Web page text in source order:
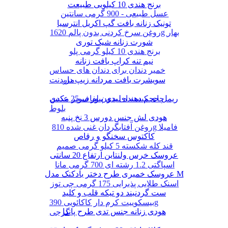
عسل طبیعی - 900 گرمی سانتین
روغن سرخ کردنی بدون پالم 1620g بهار
برنج هندی 10 کیلو گرمی پلو
خمیر دندان برای دندان های حساس
مریدنت
چای کیسه ای بدون لفاف 25 عددی
بلوط
روغن آفتابگردان غنی شده 810g فامیلا
قند کله شکسته 5 کیلو گرمی صمیم
اسپاگتی 1.2 رشته ای 700 گرمی مانا
اسنک طلایی پذیرایی 175 گرمی چی توز
بیسکوییت کرم دار کاکائویی 390g
گرجی
برنج هندی 10 کیلویی طبیعت
تونیک زنانه بافت گپ اکریل انترسیا
شورت زنانه شیک توری
نیم تنه کراپ بافت زنانه
سویشرت بافت مردانه زیپ دار
ریمل حجم دهنده لیدی پیور سوپر مکس
هودی لش جنس دورس 3 نخ پنبه
کاکتوس سخنگو و رقاص
عروسک خرس ولنتاین ارتفاع 20 سانتی
عروسک خمیری طرح دختر بادکنک مدل M
ست گردنبند دو تیکه قلب و کلید
هودی زنانه جنس تدی طرح پاندا